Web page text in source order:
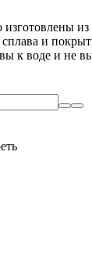
изготовлены
сплава и
к воде и не